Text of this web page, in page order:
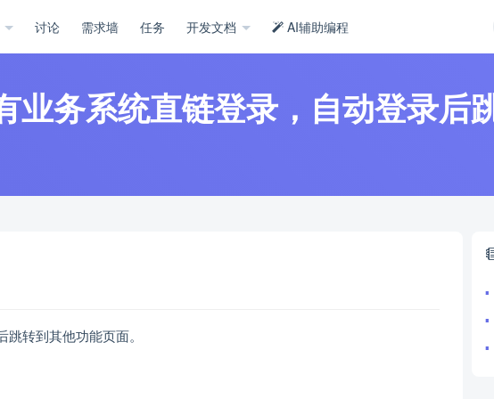
讨论 需求墙 任务 开发文档 AI辅助编程
业务系统直链登录，自动登录后
转到其他功能页面。